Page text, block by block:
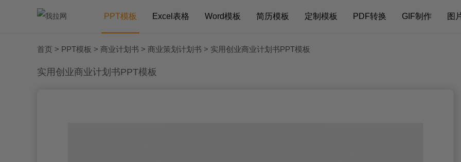
PPT模板 Excel表格 Word模板 简历模板 定制模板 PDF转换 GIF制作 图
首页 > PPT模板 > 商业计划书 > 商业策划计划书 > 实用创业商业计划书PPT模板
实用创业商业计划书PPT模板